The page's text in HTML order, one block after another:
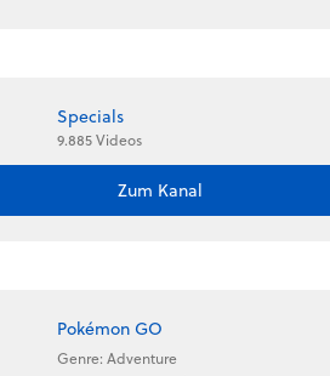
Specials
9.885 Videos
Zum Kanal
Pokémon GO
Genre: Adventure